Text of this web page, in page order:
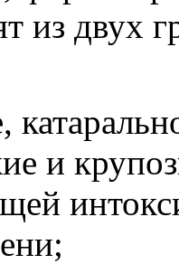
из двух
и